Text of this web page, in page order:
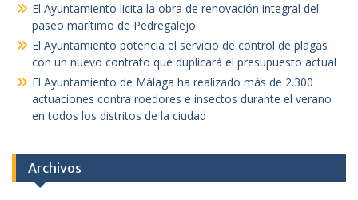
El Ayuntamiento licita la obra de renovación integral del
paseo marítimo de Pedregalejo
El Ayuntamiento potencia el servicio de control de plagas
con un nuevo contrato que duplicará el presupuesto actual
El Ayuntamiento de Málaga ha realizado más de 2.300
actuaciones contra roedores e insectos durante el verano
en todos los distritos de la ciudad
Archivos